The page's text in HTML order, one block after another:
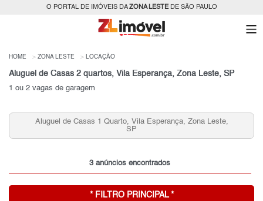
O PORTAL DE IMÓVEIS DAZONA LESTEDE SÃO PAULO
HOME ZONA LESTE LOCAÇÃO
Aluguel de Casas 2 quartos, Vila Esperança, Zona Leste, SP
1 ou 2 vagas de garagem
Aluguel de Casas 2 quartos, Vila Esperança, Zona Leste,
SP
3 anúncios encontrados
* FILTRO PRINCIPAL *